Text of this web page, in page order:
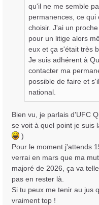
qu'il ne me semble
permanences, ce qui
choisir. J'ai un
pour un litige alors
eux et ça s'était très
Je suis adhérent à
contacter ma
possible de faire et
national.
Bien vu, je parlais d'UFC
se voit à quel point je suis
)
Pour le moment j'attends
verrai en mars que ma
majoré de 2026, ça va
pas en rester là.
Si tu peux me tenir au jus
vraiment top !